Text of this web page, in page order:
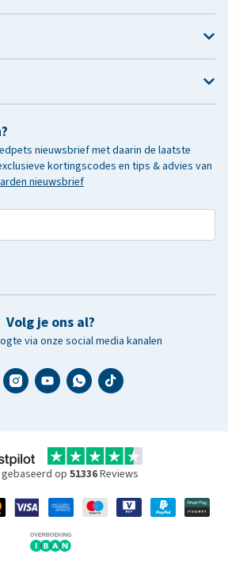
nieuwsbrief met daarin de laatste
kortingscodes en tips & advies van
nieuwsbrief
Volg je ons al?
via onze social media kanalen
op 51336Reviews